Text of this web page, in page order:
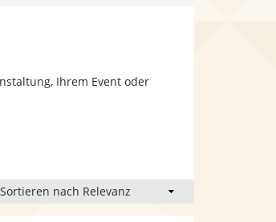
Ihrem Event oder